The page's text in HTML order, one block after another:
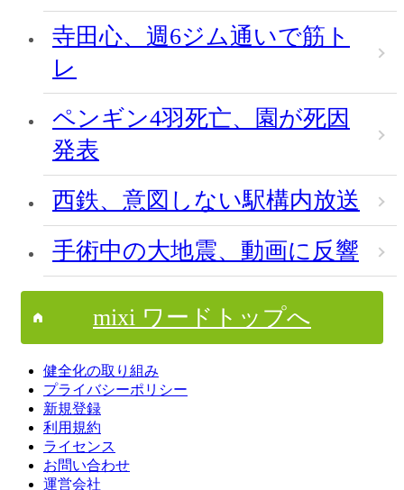
寺田心、週6ジム通いで筋ト
レ
ペンギン4羽死亡、園が死因
発表
西鉄、意図しない駅構内放送
手術中の大地震、動画に反響
mixi ワードトップへ
健全化の取り組み
プライバシーポリシー
新規登録
利用規約
ライセンス
お問い合わせ
運営会社